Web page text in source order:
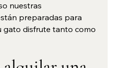
nuestras
preparadas para
gato disfrute tanto como